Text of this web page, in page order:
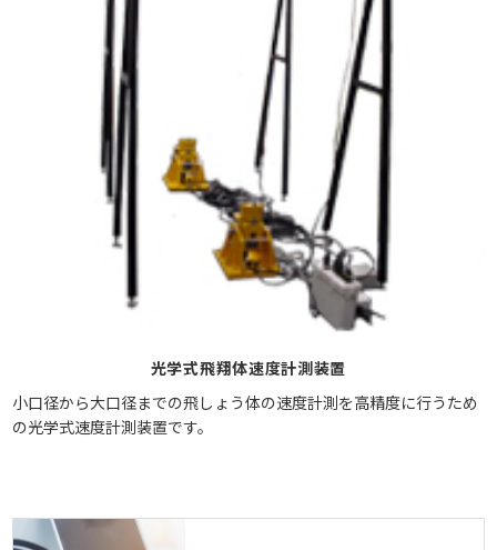
光学式飛翔体速度計測装置
小口径から大口径までの飛しょう体の速度計測を高精度に行うため
の光学式速度計測装置です。